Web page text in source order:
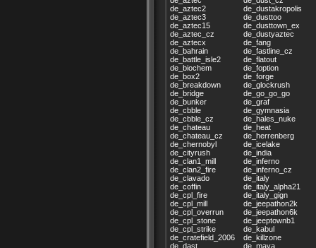
de_aztec2
de_aztec3
de_aztec15
de_aztec_cz
de_aztecx
de_bahrain
de_battle_isle2
de_biochem
de_box2
de_breakdown
de_bridge
de_bunker
de_cbble
de_cbble_cz
de_chateau
de_chateau_cz
de_chernobyl
de_cityrush
de_clan1_mill
de_clan2_fire
de_clavado
de_coffin
de_cpl_fire
de_cpl_mill
de_cpl_overrun
de_cpl_stone
de_cpl_strike
de_cratefield_2006
de_dast
de_dustakropolis
de_dusttoo
de_dusttown_ex
de_dustyaztec
de_fang
de_fastline_cz
de_flatout
de_foption
de_forge
de_glockrush
de_go_go_go
de_graf
de_gymnasia
de_hales_nuke
de_heat
de_herrenberg
de_icelake
de_india
de_inferno
de_inferno_cz
de_italy
de_italy_alpha21
de_italy_gign
de_jeepathon2k
de_jeepathon6k
de_jeeptownb1
de_kabul
de_killzone
de_maya